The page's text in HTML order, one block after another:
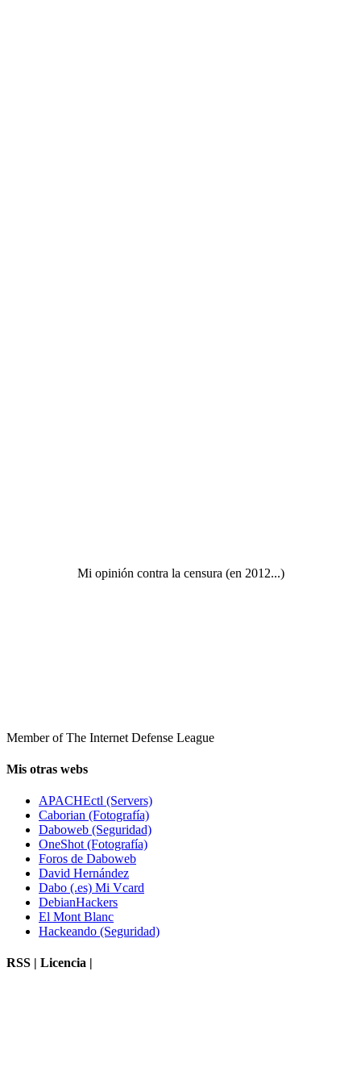
Mi opinión contra la censura (en 2012...)
Member of The Internet Defense League
Mis otras webs
APACHEctl (Servers)
Caborian (Fotografía)
Daboweb (Seguridad)
OneShot (Fotografía)
Foros de Daboweb
David Hernández
Dabo (.es) Mi Vcard
DebianHackers
El Mont Blanc
Hackeando (Seguridad)
RSS | Licencia |